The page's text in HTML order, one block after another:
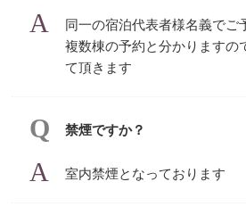
同一の宿泊代表者様名義でご
複数棟の予約と分かりますの
て頂きます
禁煙ですか？
室内禁煙となっております